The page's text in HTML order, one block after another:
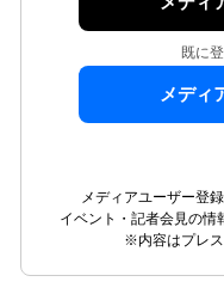
既に
メディ
メディアユーザー登
イベント・記者会見の情
※内容はプレス